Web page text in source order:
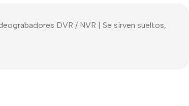
DVR / NVR | Se sirven sueltos,